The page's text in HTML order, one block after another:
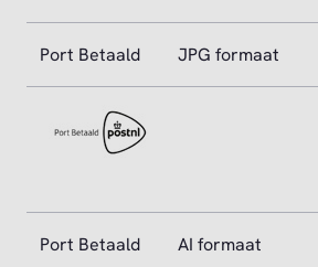
Port Betaald JPG formaat
Port Betaald AI formaat